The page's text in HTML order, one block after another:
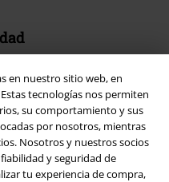
en nuestro sitio web, en
tecnologías nos permiten
su comportamiento y sus
por nosotros, mientras
Nosotros y nuestros socios
y seguridad de
tu experiencia de compra,